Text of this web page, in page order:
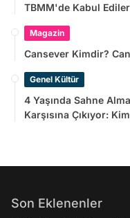
TBMM'de Kabul
Magazin
Cansever Kimdir?
Genel Kültür
4 Yaşında Sahne
Karşısına Çıkıyor:
Son Eklenenler